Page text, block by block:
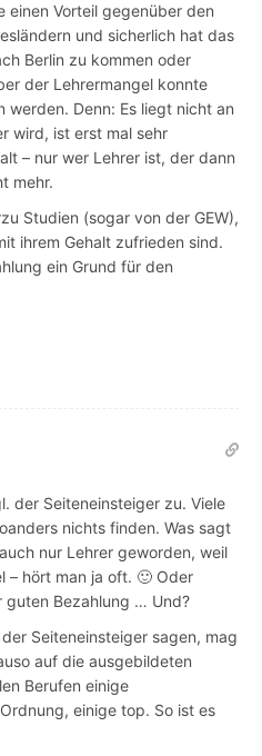
einen Vorteil gegenüber den
und sicherlich hat das
Berlin zu kommen oder
der Lehrermangel konnte
Denn: Es liegt nicht an
wird, ist erst mal sehr
– nur wer Lehrer ist, der dann
mehr.
Studien (sogar von der GEW),
ihrem Gehalt zufrieden sind.
ein Grund für den
der Seiteneinsteiger zu. Viele
nichts finden. Was sagt
nur Lehrer geworden, weil
– hört man ja oft. 🙂 Oder
guten Bezahlung … Und?
Seiteneinsteiger sagen, mag
auf die ausgebildeten
Berufen einige
einige top. So ist es